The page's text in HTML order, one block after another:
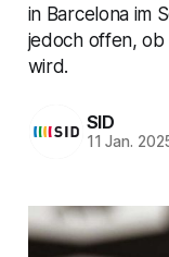
in Barcelona im
jedoch offen, ob
wird.
SID
11 Jan.